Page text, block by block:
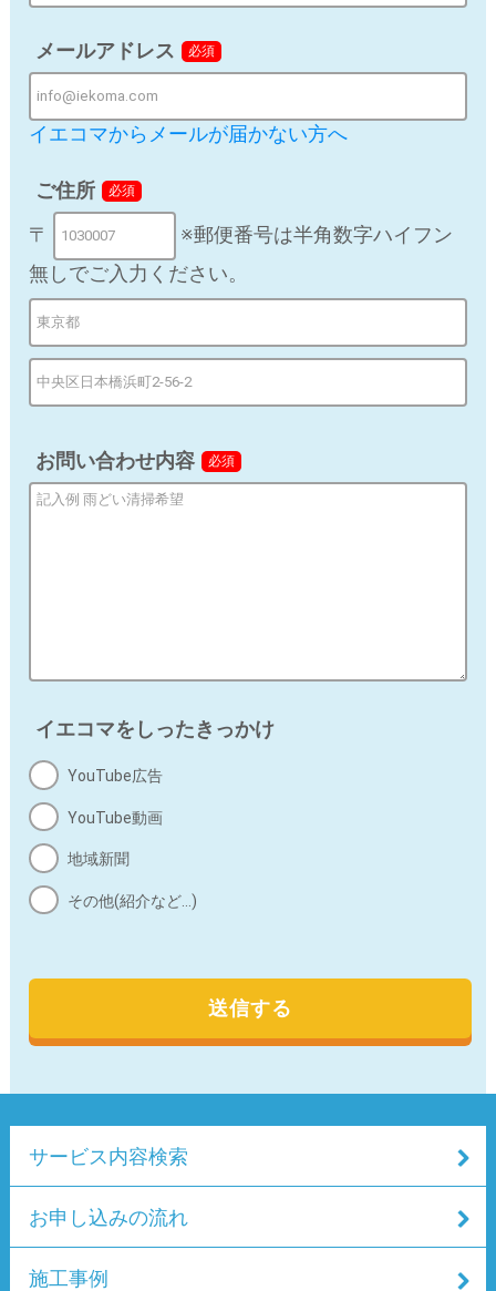
法令の要請に基づく場合を除き、取得した個人情報をご
ただし、以下のいずれかに該当する場合はその限りでは
第三者に提供する目的：当社が提携する施工業者に対
してユーザーの施工を依頼する場合
提供する個人情報の項目：氏名、住所、電話番号
提供の手段又は方法：提携先フォームに入力
当該情報の提供を受ける者又は提供を受ける者の組織
の種類、及び属性：提携する施工業者
個人情報の取り扱いに関する契約がある場合はその
当個人情報の取扱いを委託することがあります。委託に
あたっては、委託先における個人情報の安全管理が図ら
情報の利用目的の通知、開示（第三者提供記録の開示を
及び第三者への提供の停止（「開示等」という）に応じ
ます。
開示等の求めに応じる窓口は、以下の「お問合せ先」を
ご覧ください。
g) 個人情報の入力項目について
個人情報の各入力項目への入力は、任意となっておりま
h) Cookie（クッキー）について
報です。システムが個々の利用者を判別するために使用
されるもので、ユーザーが個人情報等を入力する手間を
省くことができます。
受け取りを拒否することも可能です。ただし、Cookieを
メールアドレス 必須
イエコマからメールが届かない方へ
ご住所 必須
〒
※郵便番号は半角数字ハイフン
無しでご入力ください。
お問い合わせ内容 必須
イエコマをしったきっかけ
YouTube広告
YouTube動画
地域新聞
その他(紹介など…)
サービス内容検索
お申し込みの流れ
施工事例